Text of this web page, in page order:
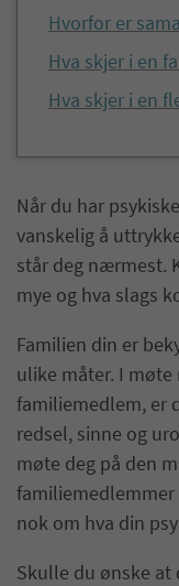
Hvorfor er
Hva skjer i en
Hva skjer i en
Når du har
vanskelig å
står deg nærmest.
mye og hva slags
Familien din er
ulike måter. I møte
familiemedlem, er
redsel, sinne og
møte deg på den
familiemedlemmer
nok om hva din
Skulle du ønske at